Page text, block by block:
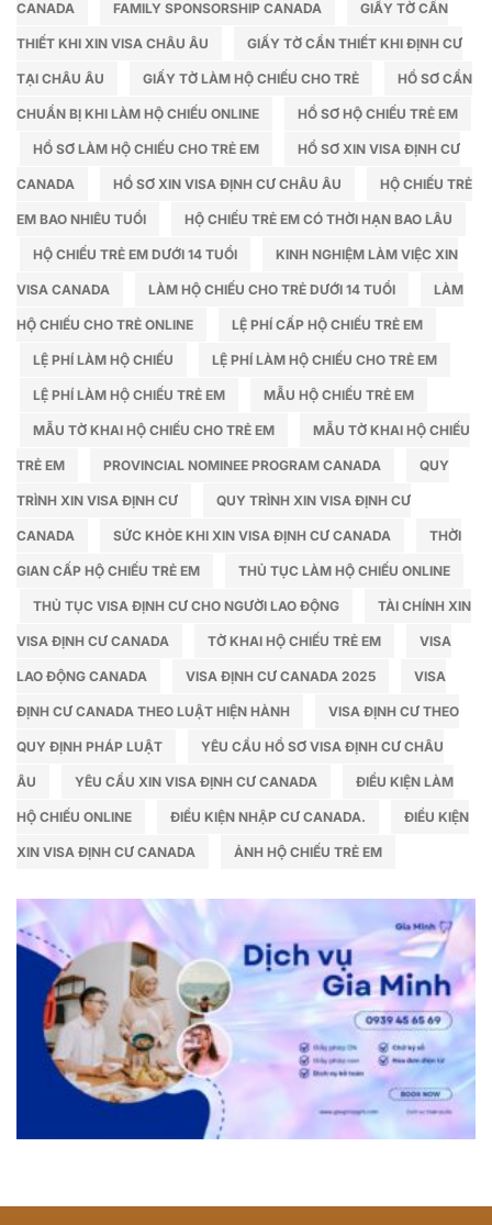
thủ
tục
gói
trường
tại
Bình
trọn
CANADA FAMILY SPONSORSHIP CANADA GIẤY TỜ CẦN
THIẾT KHI XIN VISA CHÂU ÂU GIẤY TỜ CẦN THIẾT KHI ĐỊNH CƯ
TẠI CHÂU ÂU GIẤY TỜ LÀM HỘ CHIẾU CHO TRẺ HỒ SƠ CẦN
CHUẨN BỊ KHI LÀM HỘ CHIẾU ONLINE HỒ SƠ HỘ CHIẾU TRẺ EM
HỒ SƠ LÀM HỘ CHIẾU CHO TRẺ EM HỒ SƠ XIN VISA ĐỊNH CƯ
CANADA HỒ SƠ XIN VISA ĐỊNH CƯ CHÂU ÂU HỘ CHIẾU TRẺ
EM BAO NHIÊU TUỔI HỘ CHIẾU TRẺ EM CÓ THỜI HẠN BAO LÂU
HỘ CHIẾU TRẺ EM DƯỚI 14 TUỔI KINH NGHIỆM LÀM VIỆC XIN
VISA CANADA LÀM HỘ CHIẾU CHO TRẺ DƯỚI 14 TUỔI LÀM
HỘ CHIẾU CHO TRẺ ONLINE LỆ PHÍ CẤP HỘ CHIẾU TRẺ EM
LỆ PHÍ LÀM HỘ CHIẾU LỆ PHÍ LÀM HỘ CHIẾU CHO TRẺ EM
LỆ PHÍ LÀM HỘ CHIẾU TRẺ EM MẪU HỘ CHIẾU TRẺ EM
MẪU TỜ KHAI HỘ CHIẾU CHO TRẺ EM MẪU TỜ KHAI HỘ CHIẾU
TRẺ EM PROVINCIAL NOMINEE PROGRAM CANADA QUY
TRÌNH XIN VISA ĐỊNH CƯ QUY TRÌNH XIN VISA ĐỊNH CƯ
CANADA SỨC KHỎE KHI XIN VISA ĐỊNH CƯ CANADA THỜI
GIAN CẤP HỘ CHIẾU TRẺ EM THỦ TỤC LÀM HỘ CHIẾU ONLINE
THỦ TỤC VISA ĐỊNH CƯ CHO NGƯỜI LAO ĐỘNG TÀI CHÍNH XIN
VISA ĐỊNH CƯ CANADA TỜ KHAI HỘ CHIẾU TRẺ EM VISA
LAO ĐỘNG CANADA VISA ĐỊNH CƯ CANADA 2025 VISA
ĐỊNH CƯ CANADA THEO LUẬT HIỆN HÀNH VISA ĐỊNH CƯ THEO
QUY ĐỊNH PHÁP LUẬT YÊU CẦU HỒ SƠ VISA ĐỊNH CƯ CHÂU
ÂU YÊU CẦU XIN VISA ĐỊNH CƯ CANADA ĐIỀU KIỆN LÀM
HỘ CHIẾU ONLINE ĐIỀU KIỆN NHẬP CƯ CANADA. ĐIỀU KIỆN
XIN VISA ĐỊNH CƯ CANADA ẢNH HỘ CHIẾU TRẺ EM